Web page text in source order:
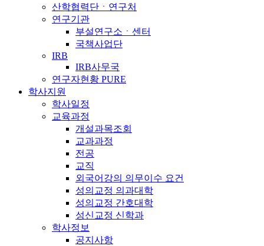
산학협력단ㆍ연구처
연구기관
부설연구소ㆍ센터
국책사업단
IRB
IRB사무국
연구자현황 PURE
학사지원
학사일정
교육과정
개설과목조회
교과과정
전공
교직
외국어강의 의무이수 요건
성의교정 의과대학
성의교정 간호대학
성신교정 신학과
학사정보
공지사항